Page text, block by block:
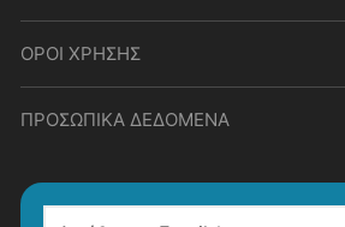
ΟΡΟΙ ΧΡΗΣΗΣ
ΠΡΟΣΩΠΙΚΑ ΔΕΔΟΜΕΝΑ